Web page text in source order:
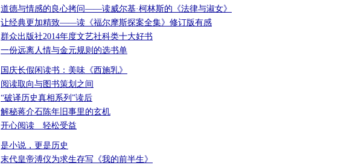
道德与情感的良心拷问——读威尔基·柯林斯的《法律与淑女》
让经典更加精致——读《福尔摩斯探案全集》修订版有感
群众出版社2014年度文艺社科类十大好书
一份远离人情与金元规则的选书单
国庆长假闲读书：美味《西施乳》
阅读取向与图书策划之间
“破译历史真相系列”读后
解秘蒋介石陈年旧事里的玄机
开心阅读 轻松受益
是小说，更是历史
末代皇帝溥仪为求生存写《我的前半生》